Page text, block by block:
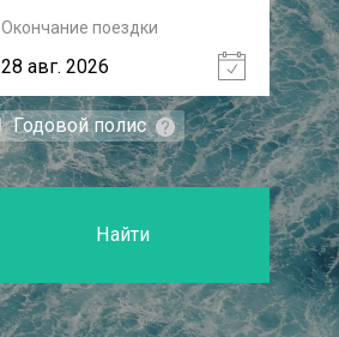
Окончание поездки
Годовой полис
Найти